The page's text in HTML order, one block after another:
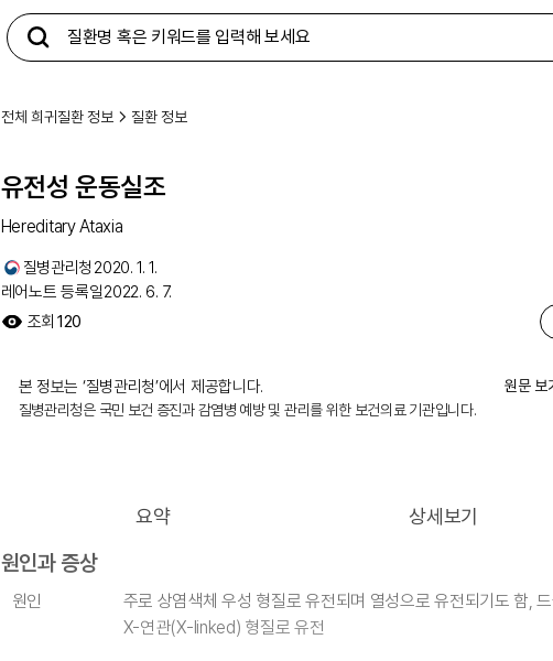
전체 희귀질환 정보 질환 정보
유전성 운동실조
Hereditary Ataxia
질병관리청 2020. 1. 1.
레어노트 등록일2022. 6. 7.
조회 120
본 정보는 ‘질병관리청’에서 제공합니다.
원문 보
질병관리청은 국민 보건 증진과 감염병 예방 및 관리를 위한 보건의료 기관입니다.
요약 상세보기
원인과 증상
원인
주로 상염색체 우성 형질로 유전되며 열성으로 유전되기도 함,
X-연관(X-linked) 형질로 유전